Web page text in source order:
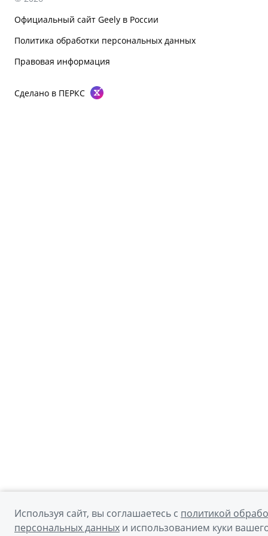
Официальный сайт Geely в России
Политика обработки персональных данных
Правовая информация
Сделано в ПЕРКС
Используя сайт, вы соглашаетесь с политикой
персональных данных и использованием куки